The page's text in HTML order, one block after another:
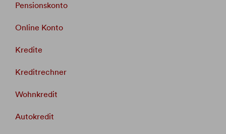
Pensionskonto
Online Konto
Kredite
Kreditrechner
Wohnkredit
Autokredit